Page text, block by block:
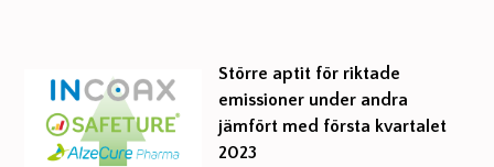
Större aptit för riktade
emissioner under andra
jämfört med första kvartalet
2023